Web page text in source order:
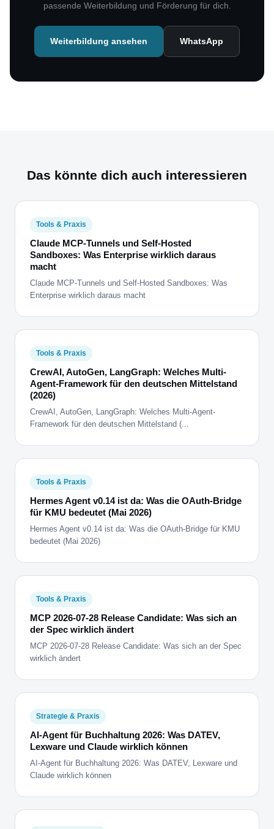
passende Weiterbildung und Förderung für dich.
Weiterbildung ansehen WhatsApp
Das könnte dich auch interessieren
Tools & Praxis
Claude MCP-Tunnels und Self-Hosted
Sandboxes: Was Enterprise wirklich daraus
macht
Claude MCP-Tunnels und Self-Hosted Sandboxes: Was
Enterprise wirklich daraus macht
Tools & Praxis
CrewAI, AutoGen, LangGraph: Welches Multi-
Agent-Framework für den deutschen Mittelstand
(2026)
CrewAI, AutoGen, LangGraph: Welches Multi-Agent-
Framework für den deutschen Mittelstand (...
Tools & Praxis
Hermes Agent v0.14 ist da: Was die OAuth-Bridge
für KMU bedeutet (Mai 2026)
Hermes Agent v0.14 ist da: Was die OAuth-Bridge für KMU
bedeutet (Mai 2026)
Tools & Praxis
MCP 2026-07-28 Release Candidate: Was sich an
der Spec wirklich ändert
MCP 2026-07-28 Release Candidate: Was sich an der Spec
wirklich ändert
Strategie & Praxis
AI-Agent für Buchhaltung 2026: Was DATEV,
Lexware und Claude wirklich können
AI-Agent für Buchhaltung 2026: Was DATEV, Lexware und
Claude wirklich können